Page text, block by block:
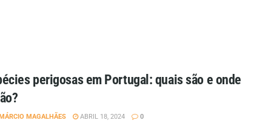
perigosas em Portugal: quais são e onde
MAGALHÃES ABRIL 18, 2024 0